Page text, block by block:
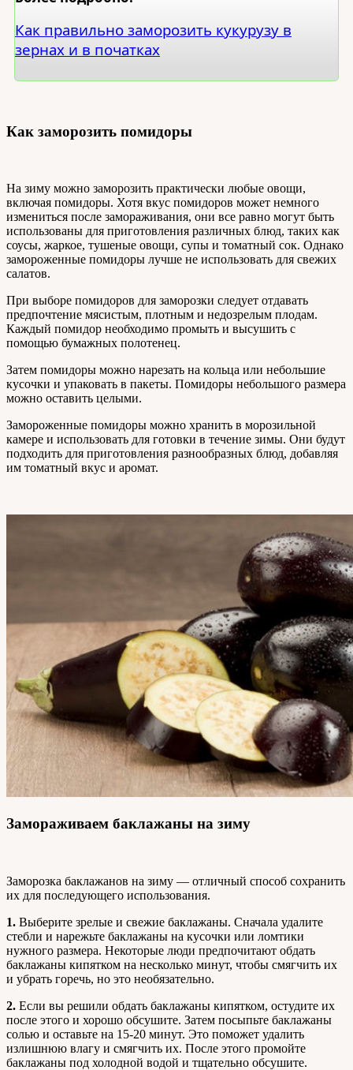
Как правильно заморозить кукурузу в
зернах и в початках
Как заморозить помидоры
На зиму можно заморозить практически любые овощи,
включая помидоры. Хотя вкус помидоров может немного
измениться после замораживания, они все равно могут быть
использованы для приготовления различных блюд, таких как
соусы, жаркое, тушеные овощи, супы и томатный сок. Однако
замороженные помидоры лучше не использовать для свежих
салатов.
При выборе помидоров для заморозки следует отдавать
предпочтение мясистым, плотным и недозрелым плодам.
Каждый помидор необходимо промыть и высушить с
помощью бумажных полотенец.
Затем помидоры можно нарезать на кольца или небольшие
кусочки и упаковать в пакеты. Помидоры небольшого размера
можно оставить целыми.
Замороженные помидоры можно хранить в морозильной
камере и использовать для готовки в течение зимы. Они будут
подходить для приготовления разнообразных блюд, добавляя
им томатный вкус и аромат.
Замораживаем баклажаны на зиму
Заморозка баклажанов на зиму — отличный способ сохранить
их для последующего использования.
1. Выберите зрелые и свежие баклажаны. Сначала удалите
стебли и нарежьте баклажаны на кусочки или ломтики
нужного размера. Некоторые люди предпочитают обдать
баклажаны кипятком на несколько минут, чтобы смягчить их
и убрать горечь, но это необязательно.
2. Если вы решили обдать баклажаны кипятком, остудите их
после этого и хорошо обсушите. Затем посыпьте баклажаны
солью и оставьте на 15-20 минут. Это поможет удалить
излишнюю влагу и смягчить их. После этого промойте
баклажаны под холодной водой и тщательно обсушите.